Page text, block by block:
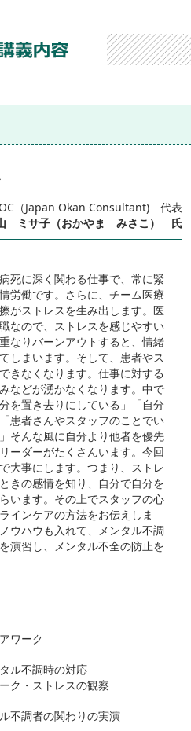
（Japan Okan Consultant) 代表
ミサ子（おかやま みさこ） 氏
死に深く関わる仕事で、常に緊
労働です。さらに、チーム医療
がストレスを生み出します。医
なので、ストレスを感じやすい
なりバーンアウトすると、情緒
しまいます。そして、患者やス
きなくなります。仕事に対する
などが湧かなくなります。中で
を置き去りにしている」「自分
患者さんやスタッフのことでい
そんな風に自分より他者を優先
ーダーがたくさんいます。今回
大事にします。つまり、ストレ
きの感情を知り、自分で自分を
います。その上でスタッフの心
インケアの方法をお伝えしま
ウハウも入れて、メンタル不調
演習し、メンタル不全の防止を
ワーク
ル不調時の対応
・ストレスの観察
不調者の関わりの実演